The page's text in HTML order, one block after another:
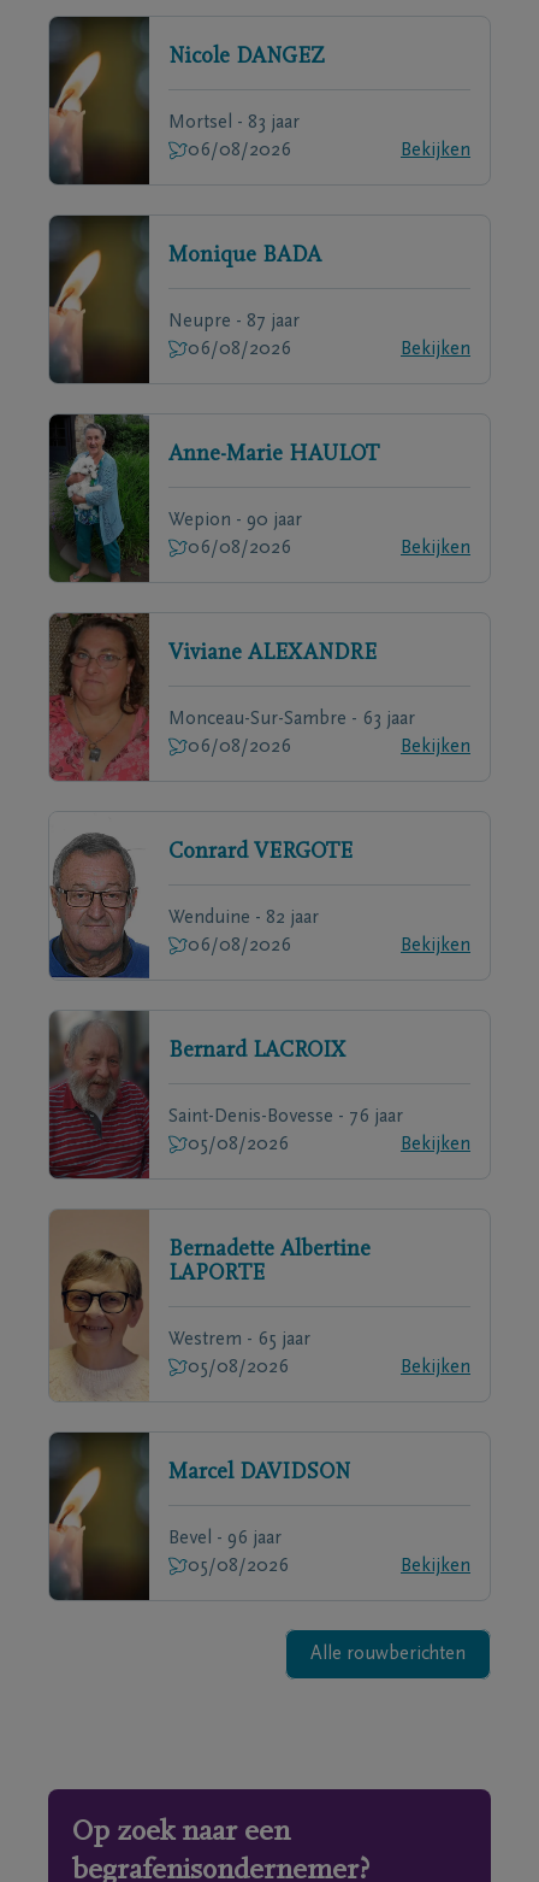
Nicole DANGEZ
Mortsel - 83 jaar
06/08/2026
Bekijken
Monique BADA
Neupre - 87 jaar
06/08/2026
Bekijken
Anne-Marie HAULOT
Wepion - 90 jaar
06/08/2026
Bekijken
Viviane ALEXANDRE
Monceau-Sur-Sambre - 63 jaar
06/08/2026
Bekijken
Conrard VERGOTE
Wenduine - 82 jaar
06/08/2026
Bekijken
Bernard LACROIX
Saint-Denis-Bovesse - 76 jaar
05/08/2026
Bekijken
Bernadette Albertine
LAPORTE
Westrem - 65 jaar
05/08/2026
Bekijken
Marcel DAVIDSON
Bevel - 96 jaar
05/08/2026
Bekijken
Alle rouwberichten
Op zoek naar een
begrafenisondernemer?